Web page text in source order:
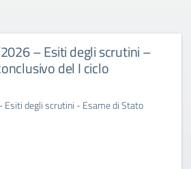
– Esiti degli scrutini –
del I ciclo
degli scrutini - Esame di Stato